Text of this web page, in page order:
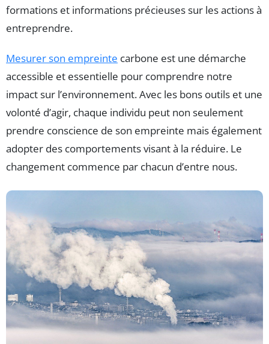
formations et informations précieuses sur les actions à
entreprendre.
Mesurer son empreinte carbone est une démarche
accessible et essentielle pour comprendre notre
impact sur l’environnement. Avec les bons outils et une
volonté d’agir, chaque individu peut non seulement
prendre conscience de son empreinte mais également
adopter des comportements visant à la réduire. Le
changement commence par chacun d’entre nous.